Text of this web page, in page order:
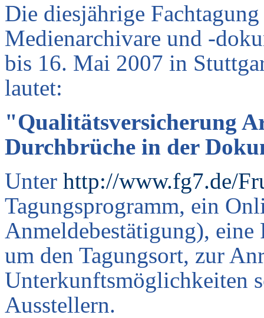
Die diesjährige
Medienarchivare und -
bis 16. Mai 2007 in
lautet:
"Qualitätsversicherung
Durchbrüche in der
Unter http://www.fg7.de/
Tagungsprogramm, ein
Anmeldebestätigung),
um den Tagungsort, zur
Unterkunftsmöglichkeiten
Ausstellern.